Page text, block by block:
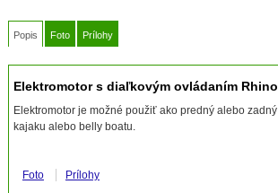
Popis Foto Prílohy
Elektromotor s diaľkovým ovládaním Rhino
Elektromotor je možné použiť ako predný alebo
kajaku alebo belly boatu.
Foto Prílohy